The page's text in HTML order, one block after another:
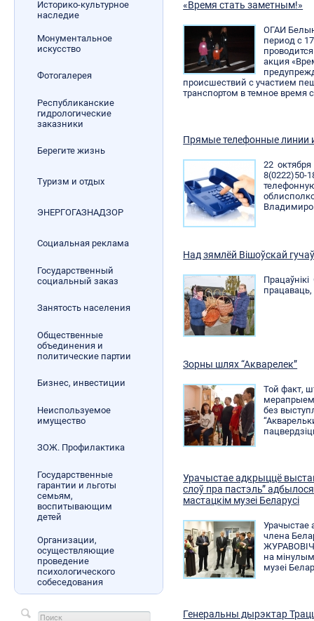
Историко-культурное
наследие
Монументальное
искусство
Фотогалерея
Республиканские
гидрологические
заказники
Берегите жизнь
Туризм и отдых
ЭНЕРГОГАЗНАДЗОР
Социальная реклама
Государственный
социальный заказ
Занятость населения
Общественные
объединения и
политические партии
Бизнес, инвестиции
Неиспользуемое
имущество
ЗОЖ. Профилактика
Государственные
гарантии и льготы
семьям,
воспитывающим
детей
Организации,
осуществляющие
проведение
психологического
собеседования
«Время стать заметным!»
ОГАИ
период с
акция
происшествий с участием
транспортом в темное время
Прямые телефонные линии
22
8(0222)50-
Над зямлёй Вішоўскай
працаваць,
Зорны шлях “Акварелек”
Той факт,
без
Урачыстае адкрыццё
слоў пра пастэль”
мастацкім музеі Беларусі
Урачыстае
члена
ЖУРАВОВІЧ
на
музеі
Генеральны дырэктар